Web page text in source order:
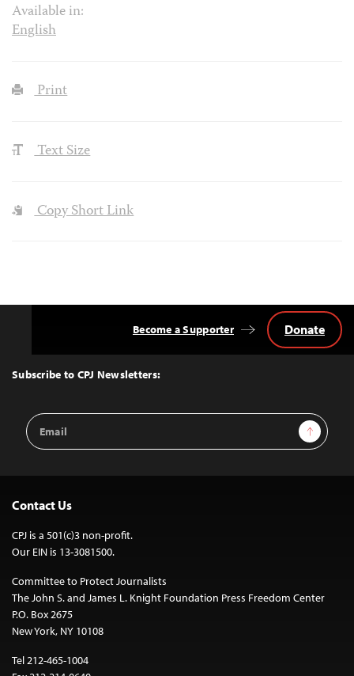
Available in:
English
Print
Text Size
Copy Short Link
Top
Subscribe to CPJ Newsletters:
Email
Address
Sign Up
Become a Supporter Donate
Contact Us
CPJ is a 501(c)3 non-profit.
Our EIN is 13-3081500.
Committee to Protect Journalists
The John S. and James L. Knight Foundation Press Freedom Center
P.O. Box 2675
New York, NY 10108
Tel 212-465-1004